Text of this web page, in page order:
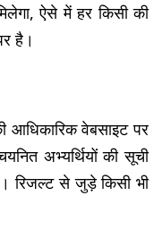
ऐसे में हर किसी की
है।
आधिकारिक वेबसाइट पर
अभ्यर्थियों की सूची
रिजल्ट से जुड़े किसी भी